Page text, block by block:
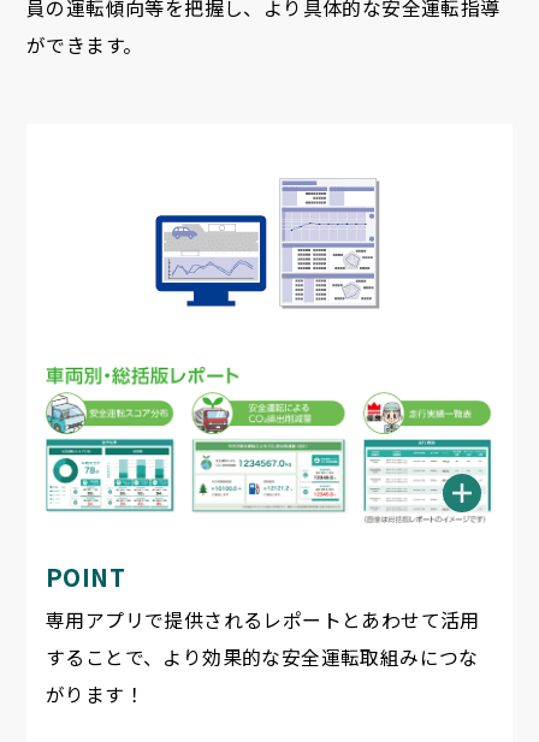
員の運転傾向等を把握し、より具体的な安全運転指導
ができます。
POINT
専用アプリで提供されるレポートとあわせて活用
することで、より効果的な安全運転取組みにつな
がります！